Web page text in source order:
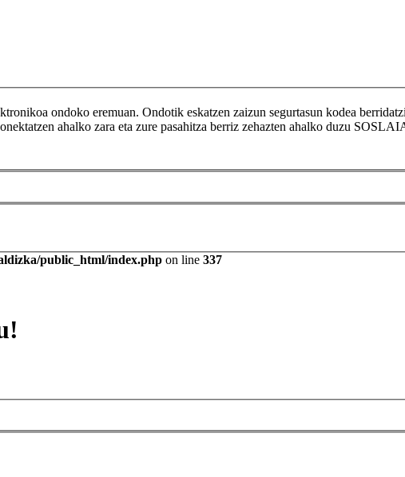
ondoko eremuan. Ondotik eskatzen zaizun segurtasun kodea
ahalko zara eta zure pasahitza berriz zehazten ahalko duzu
public_html/index.php on line 337